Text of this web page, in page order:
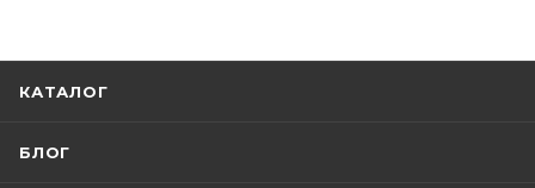
КАТАЛОГ
БЛОГ